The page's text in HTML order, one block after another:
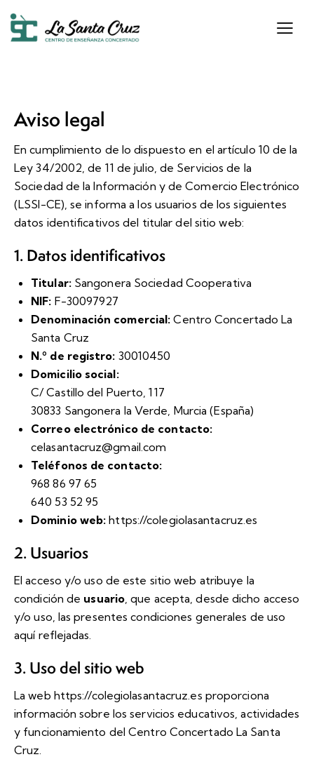
Aviso legal
En cumplimiento de lo dispuesto en el artículo 10 de la
Ley 34/2002, de 11 de julio, de Servicios de la
Sociedad de la Información y de Comercio Electrónico
(LSSI-CE), se informa a los usuarios de los siguientes
datos identificativos del titular del sitio web:
1. Datos identificativos
Titular:Sangonera Sociedad Cooperativa
NIF: F-30097927
Denominación comercial: Centro Concertado La
Santa Cruz
N.º de registro: 30010450
Domicilio social:
C/ Castillo del Puerto, 117
30833 Sangonera la Verde, Murcia (España)
Correo electrónico de contacto:
celasantacruz@gmail.com
Teléfonos de contacto:
968 86 97 65
640 53 52 95
Dominio web: https://colegiolasantacruz.es
2. Usuarios
El acceso y/o uso de este sitio web atribuye la
condición de usuario, que acepta, desde dicho acceso
y/o uso, las presentes condiciones generales de uso
aquí reflejadas.
3. Uso del sitio web
La web https://colegiolasantacruz.es proporciona
información sobre los servicios educativos, actividades
y funcionamiento del Centro Concertado La Santa
Cruz.